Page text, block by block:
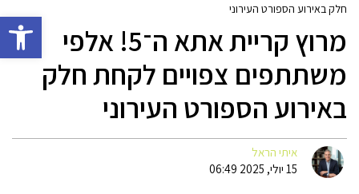
פתח
חלק באירוע הספורט העירוני
מרוץ קריית אתא ה־5! אלפי
משתתפים צפויים לקחת חלק
באירוע הספורט העירוני
איתי הראל
15 יולי, 2025 06:49